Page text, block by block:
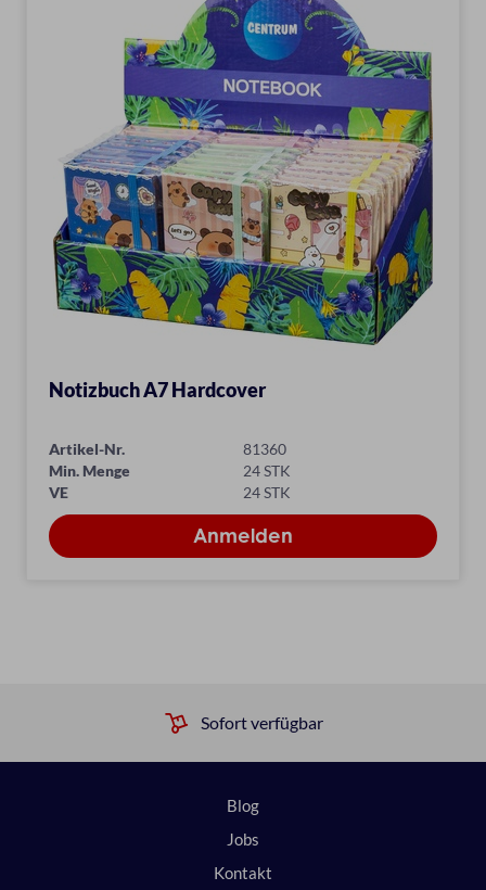
Notizbuch A7 Hardcover
Artikel-Nr.
81360
Min. Menge
24 STK
VE
24 STK
Sofort verfügbar
Blog
Jobs
Kontakt